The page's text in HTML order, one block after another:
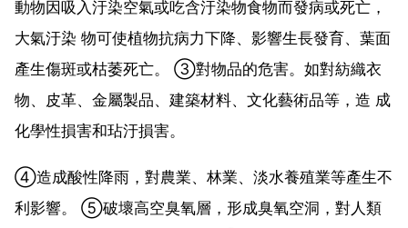
動物因吸入汙染空氣或吃含汙染物食物而發病或死亡，
大氣汙染 物可使植物抗病力下降、影響生長發育、葉面
產生傷斑或枯萎死亡。 ③對物品的危害。如對紡織衣
物、皮革、金屬製品、建築材料、文化藝術品等，造 成
化學性損害和玷汙損害。
④造成酸性降雨，對農業、林業、淡水養殖業等產生不
利影響。 ⑤破壞高空臭氧層，形成臭氧空洞，對人類